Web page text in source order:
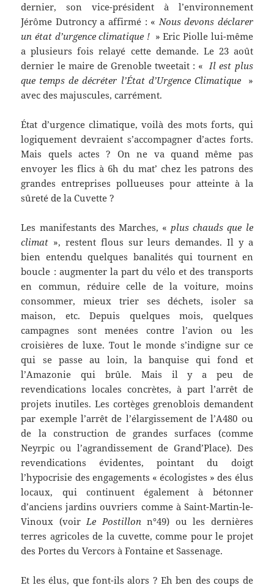
dernier, son vice-président à l’environnement
Jérôme Dutroncy a affirmé : «Nous devons déclarer
un état d’urgence climatique ! » Eric Piolle lui-même
a plusieurs fois relayé cette demande. Le 23 août
dernier le maire de Grenoble tweetait : « Il est plus
que temps de décréter l’État d’Urgence Climatique
»
avec des majuscules, carrément.
État d’urgence climatique, voilà des mots forts, qui
logiquement devraient s’accompagner d’actes forts.
Mais quels actes ? On ne va quand même pas
envoyer les flics à 6h du mat’ chez les patrons des
grandes entreprises pollueuses pour atteinte à la
sûreté de la Cuvette ?
Les manifestants des Marches, «plus chauds que le
climat », restent flous sur leurs demandes. Il y a
bien entendu quelques banalités qui tournent en
boucle : augmenter la part du vélo et des transports
en commun, réduire celle de la voiture, moins
consommer, mieux trier ses déchets, isoler sa
maison, etc. Depuis quelques mois, quelques
campagnes sont menées contre l’avion ou les
croisières de luxe. Tout le monde s’indigne sur ce
qui se passe au loin, la banquise qui fond et
l’Amazonie qui brûle. Mais il y a peu de
revendications locales concrètes, à part l’arrêt de
projets inutiles. Les cortèges grenoblois demandent
par exemple l’arrêt de l’élargissement de l’A480 ou
de la construction de grandes surfaces (comme
Neyrpic ou l’agrandissement de Grand’Place). Des
revendications évidentes, pointant du doigt
l’hypocrisie des engagements « écologistes » des élus
locaux, qui continuent également à bétonner
d’anciens jardins ouvriers comme à Saint-Martin-le-
Vinoux (voirLe Postillonn°49) ou les dernières
terres agricoles de la cuvette, comme pour le projet
des Portes du Vercors à Fontaine et Sassenage.
Et les élus, que font-ils alors ? Eh ben des coups de